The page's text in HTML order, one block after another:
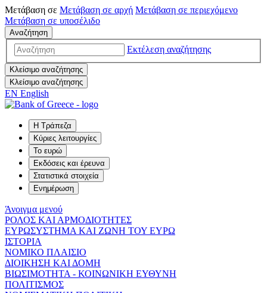
Μετάβαση σε Μετάβαση σε αρχή Μετάβαση σε περιεχόμενο
Μετάβαση σε υποσέλιδο
Αναζήτηση
Εκτέλεση αναζήτησης
Κλείσιμο αναζήτησης
Κλείσιμο αναζήτησης
EN English
Η Τράπεζα
Κύριες λειτουργίες
Το ευρώ
Εκδόσεις και έρευνα
Στατιστικά στοιχεία
Ενημέρωση
Άνοιγμα μενού
ΡΟΛΟΣ ΚΑΙ ΑΡΜΟΔΙΟΤΗΤΕΣ
ΕΥΡΩΣΥΣΤΗΜΑ ΚΑΙ ΖΩΝΗ ΤΟΥ ΕΥΡΩ
ΙΣΤΟΡΙΑ
ΝΟΜΙΚΟ ΠΛΑΙΣΙΟ
ΔΙΟΙΚΗΣΗ ΚΑΙ ΔΟΜΗ
ΒΙΩΣΙΜΟΤΗΤΑ - ΚΟΙΝΩΝΙΚΗ ΕΥΘΥΝΗ
ΠΟΛΙΤΙΣΜΟΣ